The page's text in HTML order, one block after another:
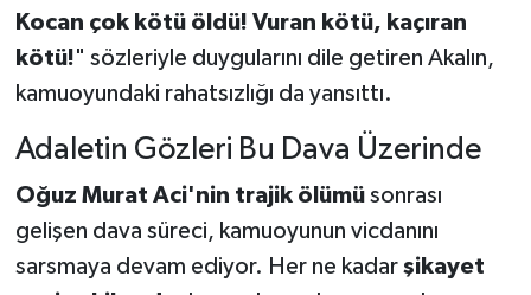
Kocan çok kötü öldü! Vuran kötü, kaçıran
kötü!" sözleriyle duygularını dile getiren Akalın,
kamuoyundaki rahatsızlığı da yansıttı.
Adaletin Gözleri Bu Dava Üzerinde
Oğuz Murat Aci'nin trajik ölümüsonrası
gelişen dava süreci, kamuoyunun vicdanını
sarsmaya devam ediyor. Her ne kadar şikayet